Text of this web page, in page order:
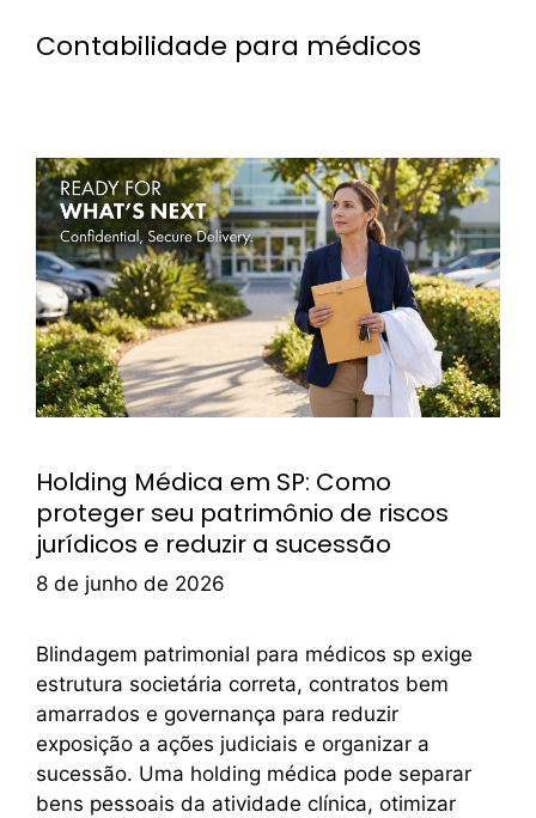
Contabilidade para médicos
Holding Médica em SP: Como
proteger seu patrimônio de riscos
jurídicos e reduzir a sucessão
8 de junho de 2026
Blindagem patrimonial para médicos sp exige
estrutura societária correta, contratos bem
amarrados e governança para reduzir
exposição a ações judiciais e organizar a
sucessão. Uma holding médica pode separar
bens pessoais da atividade clínica, otimizar